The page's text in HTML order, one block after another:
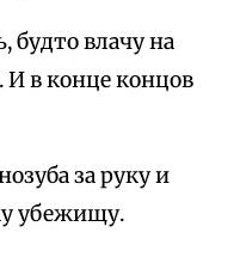
будто влачу на
И в конце концов
за руку и
убежищу.